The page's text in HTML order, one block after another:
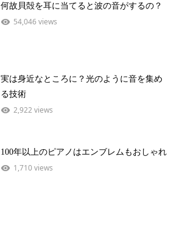
何故貝殻を耳に当てると波の音がするの？
54,046 views
実は身近なところに？光のように音を集め
る技術
2,922 views
100年以上のピアノはエンブレムもおしゃれ
1,710 views